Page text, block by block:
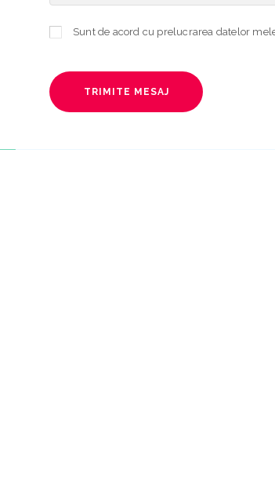
TRIMITE MESAJ